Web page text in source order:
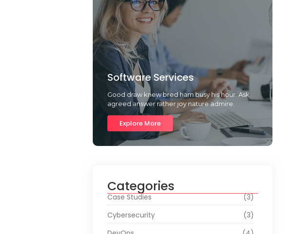
Software Services
Good draw knew bred ham busy his hour. Ask
agreed answer rather joy nature admire.
Explore More
Categories
Case Studies
(3)
Cybersecurity
(3)